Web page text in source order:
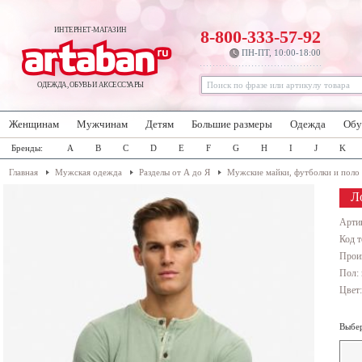
ИНТЕРНЕТ-МАГАЗИН
ОДЕЖДА, ОБУВЬ И АКСЕССУАРЫ
8-800-333-57-92
ПН-ПТ, 10:00-18:00
Женщинам Мужчинам Детям Большие размеры Одежда
Бренды: A B C D E F G H I J K
Главная Мужская одежда Разделы от А до Я Мужские майки, футболки и поло
Код
Пол: